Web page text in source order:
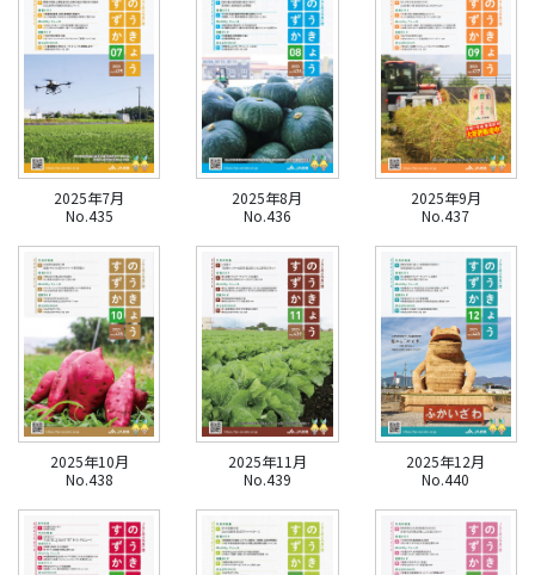
2025年7月
No.435
2025年8月
No.436
2025年9月
No.437
2025年10月
No.438
2025年11月
No.439
2025年12月
No.440